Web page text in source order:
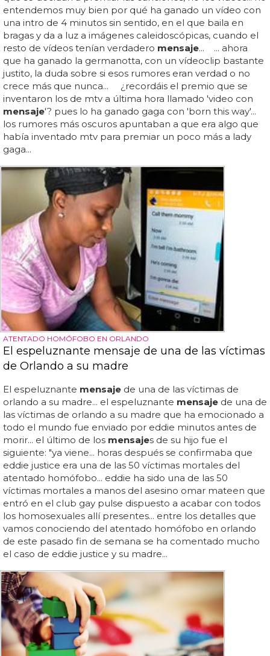
entendemos muy bien por qué ha ganado un vídeo con
una intro de 4 minutos sin sentido, en el que baila en
bragas y da a luz a imágenes caleidoscópicas, cuando el
resto de vídeos tenían verdadero mensaje... ... ahora
que ha ganado la germanotta, con un vídeoclip bastante
justito, la duda sobre si esos rumores eran verdad o no
crece más que nunca... ¿recordáis el premio que se
inventaron los de mtv a última hora llamado 'video con
mensaje'? pues lo ha ganado gaga con 'born this way'...
los rumores más oscuros apuntaban a que era algo que
había inventado mtv para premiar un poco más a lady
gaga...
ATENTADO HOMÓFOBO EN ORLANDO
El espeluznante mensaje de una de las víctimas
de Orlando a su madre
El espeluznante mensaje de una de las víctimas de
orlando a su madre... el espeluznante mensaje de una de
las víctimas de orlando a su madre que ha emocionado a
todo el mundo fue enviado por eddie minutos antes de
morir... el último de los mensajes de su hijo fue el
siguiente: "ya viene... horas después se confirmaba que
eddie justice era una de las 50 víctimas mortales del
atentado homófobo... eddie ha sido una de las 50
víctimas mortales a manos del asesino omar mateen que
entró en el club gay pulse dispuesto a acabar con todos
los homosexuales allí presentes... entre los detalles que
vamos conociendo del atentado homófobo en orlando
de este pasado fin de semana se ha comentado mucho
el caso de eddie justice y su madre...